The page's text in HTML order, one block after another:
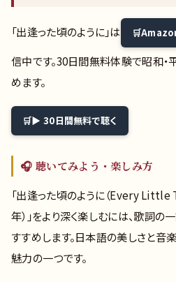
「出逢った頃のように」は
信中です。30日間無料体験で昭和
めます。
▶ 30日間無料で聴く
🎧 聴いてみよう・楽しみ方
「出逢った頃のように（Every
年）」をより深く楽しむには、歌詞
すすめします。日本語の美しさと音
魅力の一つです。